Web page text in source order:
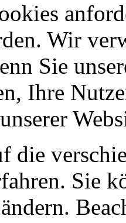
Wir
Sie
Ihre
die
Sie